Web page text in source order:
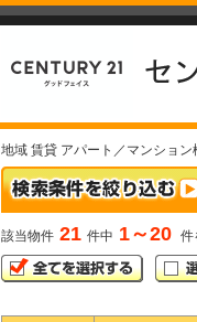
地域 賃貸 アパート／マンション
該当物件 21 件中 1～20 件